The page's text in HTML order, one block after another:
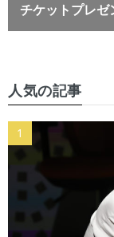
チケットプレゼ
人気の記事